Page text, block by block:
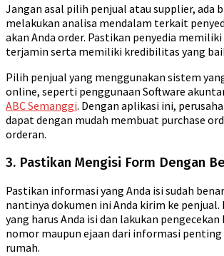
Jangan asal pilih penjual atau supplier, ada
melakukan analisa mendalam terkait
akan Anda order. Pastikan penyedia
terjamin serta memiliki kredibilitas yang
Pilih penjual yang menggunakan sistem
online, seperti penggunaan Software
ABC Semanggi. Dengan aplikasi ini,
dapat dengan mudah membuat purchase
orderan.
3. Pastikan Mengisi Form Dengan
Pastikan informasi yang Anda isi sudah
nantinya dokumen ini Anda kirim ke penjual.
yang harus Anda isi dan lakukan
nomor maupun ejaan dari informasi
rumah.